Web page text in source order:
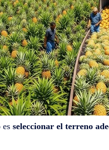
es seleccionar el terreno